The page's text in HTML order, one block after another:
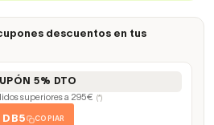
descuentos en tus
5% DTO
superiores a 295€ (*)
DB5 COPIAR